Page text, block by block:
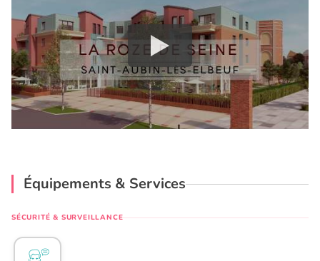
Équipements & Services
SÉCURITÉ & SURVEILLANCE